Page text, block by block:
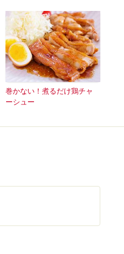
巻かない！煮るだけ鶏チャ
ーシュー